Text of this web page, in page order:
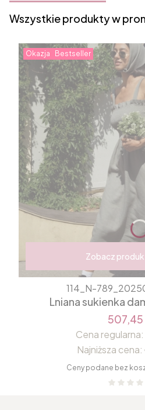
Wszystkie produkty w
Okazja Bestseller
Zobacz
114_N-
Lniana sukienka
507,45
Cena regularna:
Najniższa cena:
Ceny podane bez